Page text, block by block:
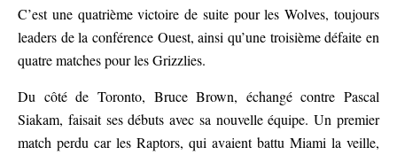
C’est une quatrième victoire de suite pour les Wolves, toujours
leaders de la conférence Ouest, ainsi qu’une troisième défaite en
quatre matches pour les Grizzlies.
Du côté de Toronto, Bruce Brown, échangé contre Pascal
Siakam, faisait ses débuts avec sa nouvelle équipe. Un premier
match perdu car les Raptors, qui avaient battu Miami la veille,